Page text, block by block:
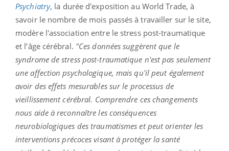
Psychiatry, la durée d'exposition au World Trade, à
savoir le nombre de mois passés à travailler sur le site,
modère l'association entre le stress post-traumatique
et l’âge cérébral. "Ces données suggèrent que le
syndrome de stress post-traumatique n'est pas seulement
une affection psychologique, mais qu'il peut également
avoir des effets mesurables sur le processus de
vieillissement cérébral. Comprendre ces changements
nous aide à reconnaître les conséquences
neurobiologiques des traumatismes et peut orienter les
interventions précoces visant à protéger la santé